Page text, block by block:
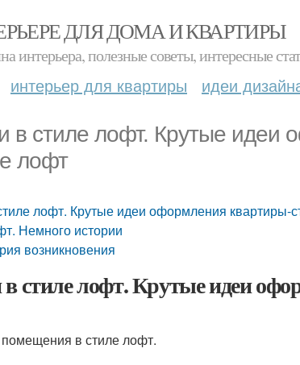
ДЛЯ ДОМА И КВАРТИРЫ
интерьера, полезные советы, интересные
интерьер для квартиры идеи
в стиле лофт. Крутые идеи
лофт
лофт. Крутые идеи оформления квартиры-
Немного истории
возникновения
в стиле лофт. Крутые идеи
в стиле лофт.